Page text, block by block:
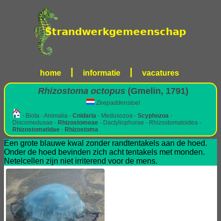
home informatie vacatures
Rhizostoma octopus (Gmelin, 1791)
Zeepaddenstoel
- Biota - Animalia - Cnidaria - Medusozoa - Scyphozoa -
Discomedusae - Rhizostomeae - Dactyliophorae - Rhizostomatoidea -
Rhizostomatidae - Rhizostoma
Een grote blauwe kwal zonder randtentakels aan de hoed.
Onder de hoed bevinden zich acht tentakels met monden.
Netelcellen zijn niet irriterend voor de mens.